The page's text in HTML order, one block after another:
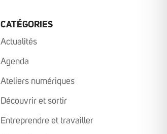
CATÉGORIES
Actualités
Agenda
Ateliers numériques
Découvrir et sortir
Entreprendre et travailler